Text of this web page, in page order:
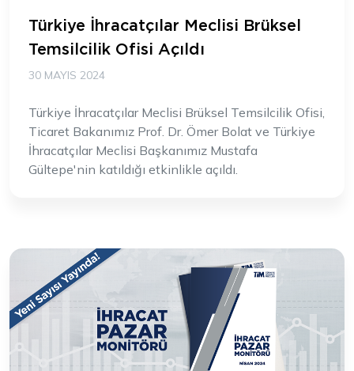
Türkiye İhracatçılar Meclisi Brüksel
Temsilcilik Ofisi Açıldı
30 MAYIS 2024
Türkiye İhracatçılar Meclisi Brüksel Temsilcilik Ofisi,
Ticaret Bakanımız Prof. Dr. Ömer Bolat ve Türkiye
İhracatçılar Meclisi Başkanımız Mustafa
Gültepe'nin katıldığı etkinlikle açıldı.